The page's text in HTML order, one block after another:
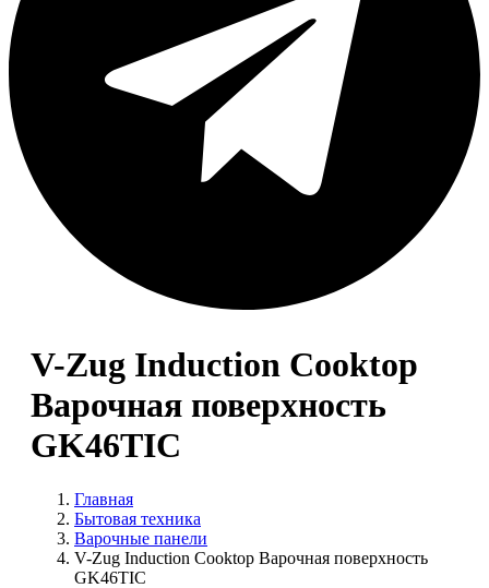
V-Zug Induction Cooktop
Варочная поверхность
GK46TIC
Главная
Бытовая техника
Варочные панели
V-Zug Induction Cooktop Варочная поверхность
GK46TIC